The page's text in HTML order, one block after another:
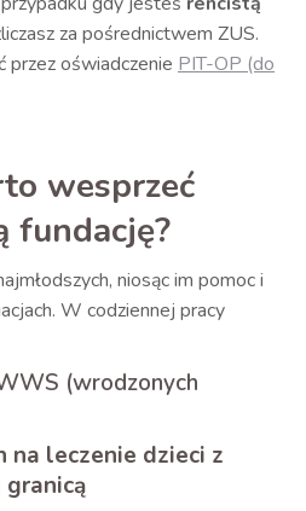
za pośrednictwem ZUS.
przez oświadczenie PIT-OP (do
wesprzeć
fundację?
niosąc im pomoc i
W codziennej pracy
(wrodzonych
na leczenie dzieci z